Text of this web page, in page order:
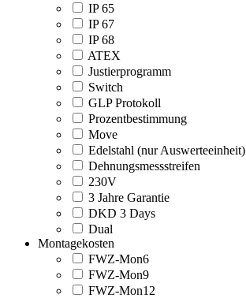
IP 65
IP 67
IP 68
ATEX
Justierprogramm
Switch
GLP Protokoll
Prozentbestimmung
Move
Edelstahl (nur Auswerteeinheit)
Dehnungsmessstreifen
230V
3 Jahre Garantie
DKD 3 Days
Dual
Montagekosten
FWZ-Mon6
FWZ-Mon9
FWZ-Mon12